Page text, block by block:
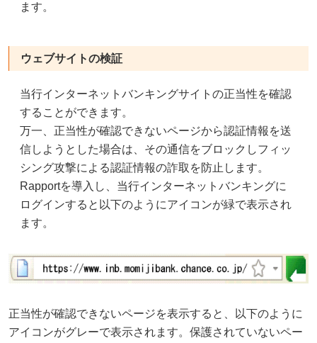
ます。
ウェブサイトの検証
当行インターネットバンキングサイトの正当性を確認
することができます。
万一、正当性が確認できないページから認証情報を送
信しようとした場合は、その通信をブロックしフィッ
シング攻撃による認証情報の詐取を防止します。
Rapportを導入し、当行インターネットバンキングに
ログインすると以下のようにアイコンが緑で表示され
ます。
正当性が確認できないページを表示すると、以下のように
アイコンがグレーで表示されます。保護されていないペー